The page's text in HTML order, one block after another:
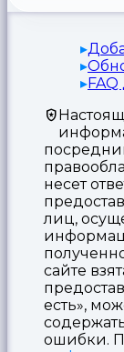
несет
лиц,
сайте
есть»,
ошибки.